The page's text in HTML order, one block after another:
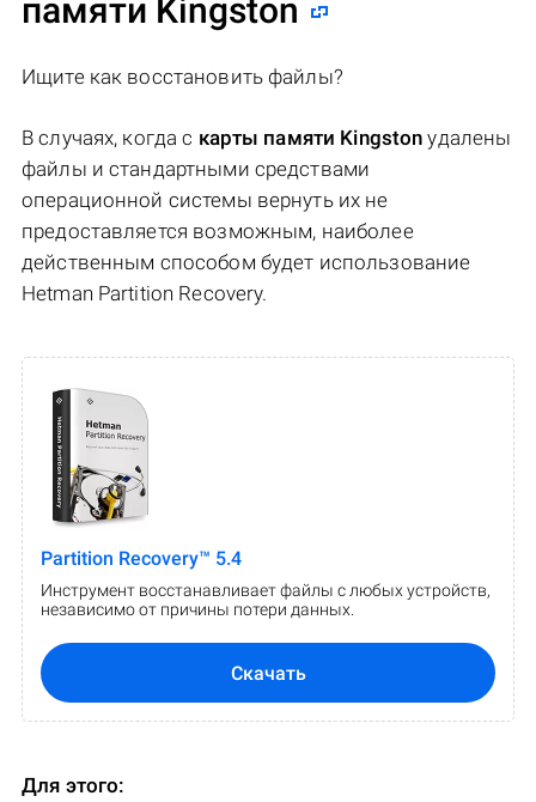
памяти Kingston
Ищите как восстановить файлы?
В случаях, когда c карты памяти Kingston удалены
файлы и стандартными средствами
операционной системы вернуть их не
предоставляется возможным, наиболее
действенным способом будет использование
Hetman Partition Recovery.
Partition Recovery™ 5.4
Инструмент восстанавливает файлы с любых устройств,
независимо от причины потери данных.
Скачать
Для этого: